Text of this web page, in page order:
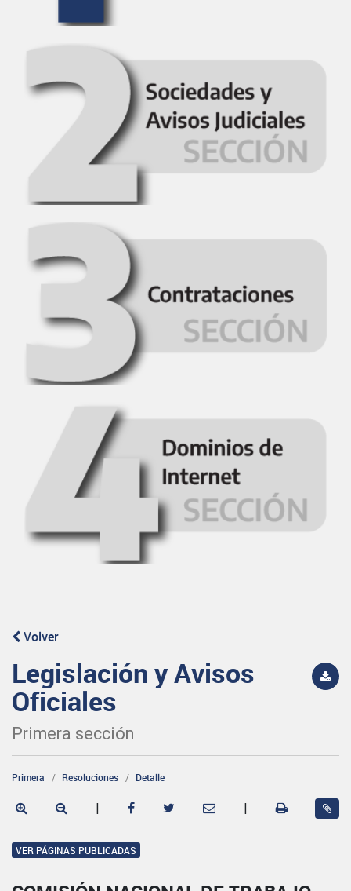
Volver
Legislación y Avisos
Oficiales
Primera sección
Primera Resoluciones Detalle
| |
VER PÁGINAS PUBLICADAS